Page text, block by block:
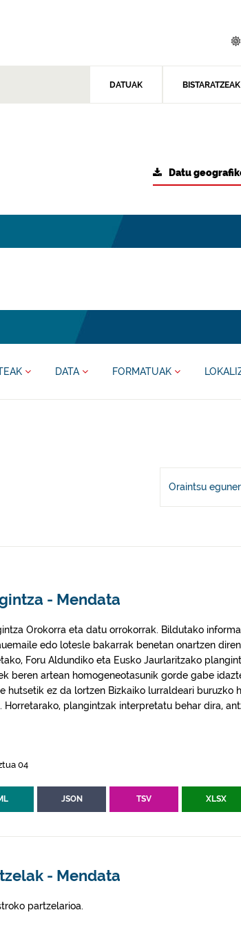
DATUAK BISTARATZEAK
Datu
DATA FORMATUAK
Oraintsu
- Mendata
Orokorra eta datu orrokorrak. Bildutako
edo lotesle bakarrak benetan onartzen
Foru Aldundiko eta Eusko Jaurlaritzako
beren artean homogeneotasunik gorde gabe
hutsetik ez da lortzen Bizkaiko lurraldeari buruzko
Horretarako, plangintzak interpretatu behar dira,
04
JSON TSV XLSX
- Mendata
partzelarioa.